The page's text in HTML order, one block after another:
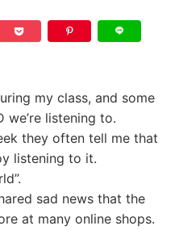
my class, and some
listening to.
they often tell me that
listening to it.
sad news that the
at many online shops.